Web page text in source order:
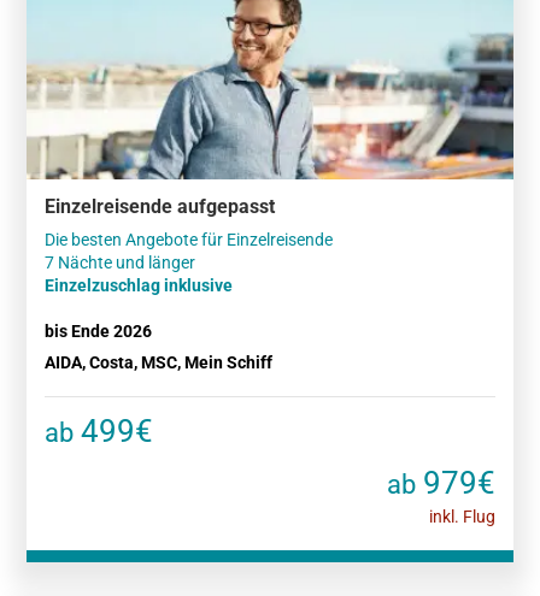
Einzelreisende aufgepasst
Die besten Angebote für Einzelreisende
Einzelzuschlag inklusive
bis Ende 2026
AIDA, Costa, MSC, Mein Schiff
ab 499€
ab979€
inkl. Flug